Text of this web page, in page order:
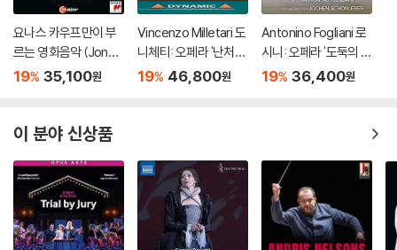
요나스 카우프만이 부
르는 영화음악 (Jonas
Kaufmann: The Sou
19% 35,100원
Vincenzo Milletari 도
니체티: 오페라 '난처한
가정교사' (Donizetti:
19% 46,800원
Antonino Fogliani 로
시니: 오페라 '도둑의 기
회' (Rossini: L'Occasi
19% 36,400원
이 분야 신상품